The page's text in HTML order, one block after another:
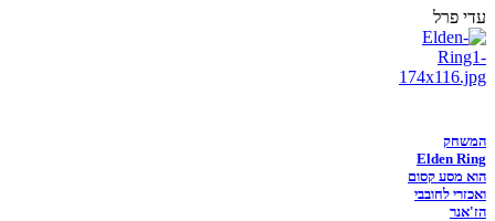
עדי פרל
המשחק
Elden Ring
הוא מסע קסום
ואכזרי לחובבי
הז'אנר